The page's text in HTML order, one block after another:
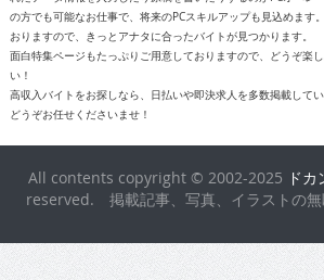
の方でも可能なお仕事で、将来のPCスキルアップも見込めます
おりますので、きっとアナタに合ったバイトが見つかります。
面白特集ページもたっぷりご用意しておりますので、どうぞ楽
い！
高収入バイトをお探しなら、日払いや即決求人を多数掲載して
どうぞお任せくださいませ！
All contents copyright © 2002-2025 ド
reserved. 掲載記事、写真、イラストの無